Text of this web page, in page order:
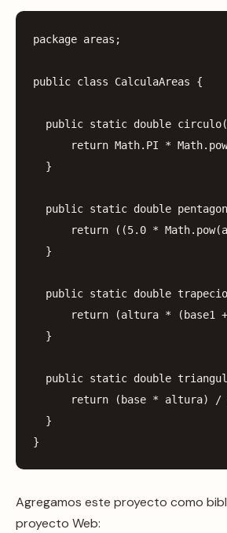
package areas ;
public class CalculaAreas {
public static double circulo(
return Math. PI * Math. pow
}
public static double
return
((5.0 * Math. pow(
}
public static double trapecio
return
(altura * ( base1 +
}
public static double
return
( base * altura) /
}
}
Agregamos este proyecto como
proyecto Web: